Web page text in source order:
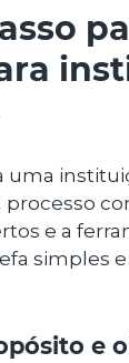
uma
e a
simples
e